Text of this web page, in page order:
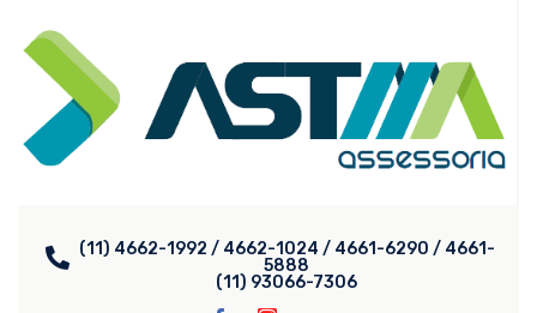
(11) 4662-1992 / 4662-1024 / 4661-6290 / 4661-
5888
(11) 93066-7306